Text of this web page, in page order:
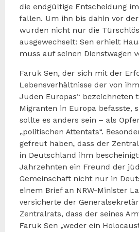
die endgültige Entscheidung
fallen. Um ihn bis dahin vor
wurden nicht nur die
ausgewechselt: Sen erhielt
muss auf seinen Dienstwagen
Faruk Sen, der sich mit der
Lebensverhältnisse der von
Juden Europas“ bezeichneten
Migranten in Europa befasste,
sollte es anders sein – als
„politischen Attentats“.
gefreut haben, dass der
in Deutschland ihm
Jahrzehnten ein Freund der
Gemeinschaft nicht nur in
einem Brief an NRW-Minister
versicherte der
Zentralrats, dass der seines
Faruk Sen „weder ein